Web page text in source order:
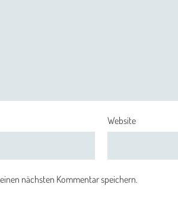
Website
nächsten Kommentar speichern.